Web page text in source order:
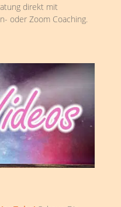
direkt mit
oder Zoom Coaching.